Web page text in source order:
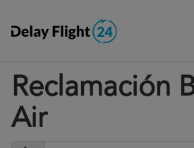
Reclamación
Air